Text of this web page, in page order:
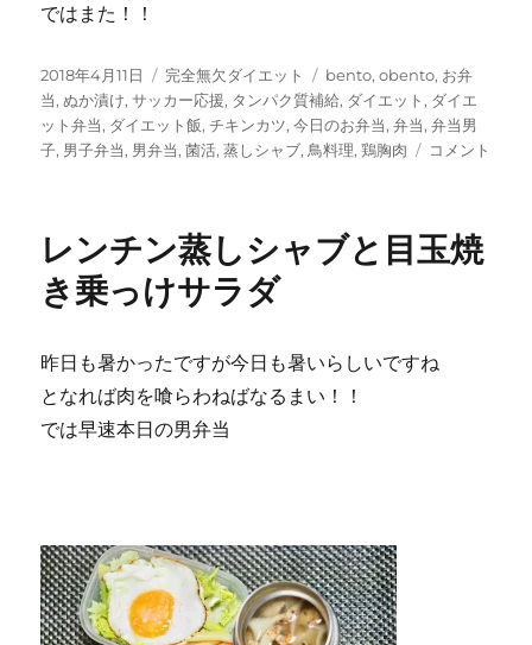
ではまた！！
投
稿
日:
2018年4月11日
カ
テ
ゴ
リ
完全無欠ダイエット
タ
グ
bento,obento, お弁
当,ぬか漬け,サッカー応援, タンパク質補給, ダイエット, ダイエ
ット弁当, ダイエット飯,チキンカツ,今日のお弁当,弁当,弁当男
子, 男子弁当, 男弁当,菌活,蒸しシャブ,鳥料理,鶏胸肉
レ
蒸
と
コメント
レンチン蒸しシャブと目玉焼
き乗っけサラダ
昨日も暑かったですが今日も暑いらしいですね
となれば肉を喰らわねばなるまい！！
では早速本日の男弁当